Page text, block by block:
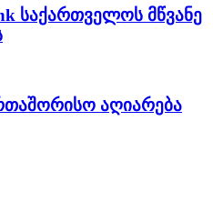
საქართველოს მწვანე
აღიარება